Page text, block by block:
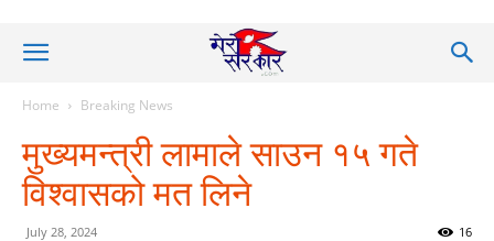
Home Breaking News
मुख्यमन्त्री लामाले साउन १५ गते
विश्वासको मत लिने
July 28, 2024 16